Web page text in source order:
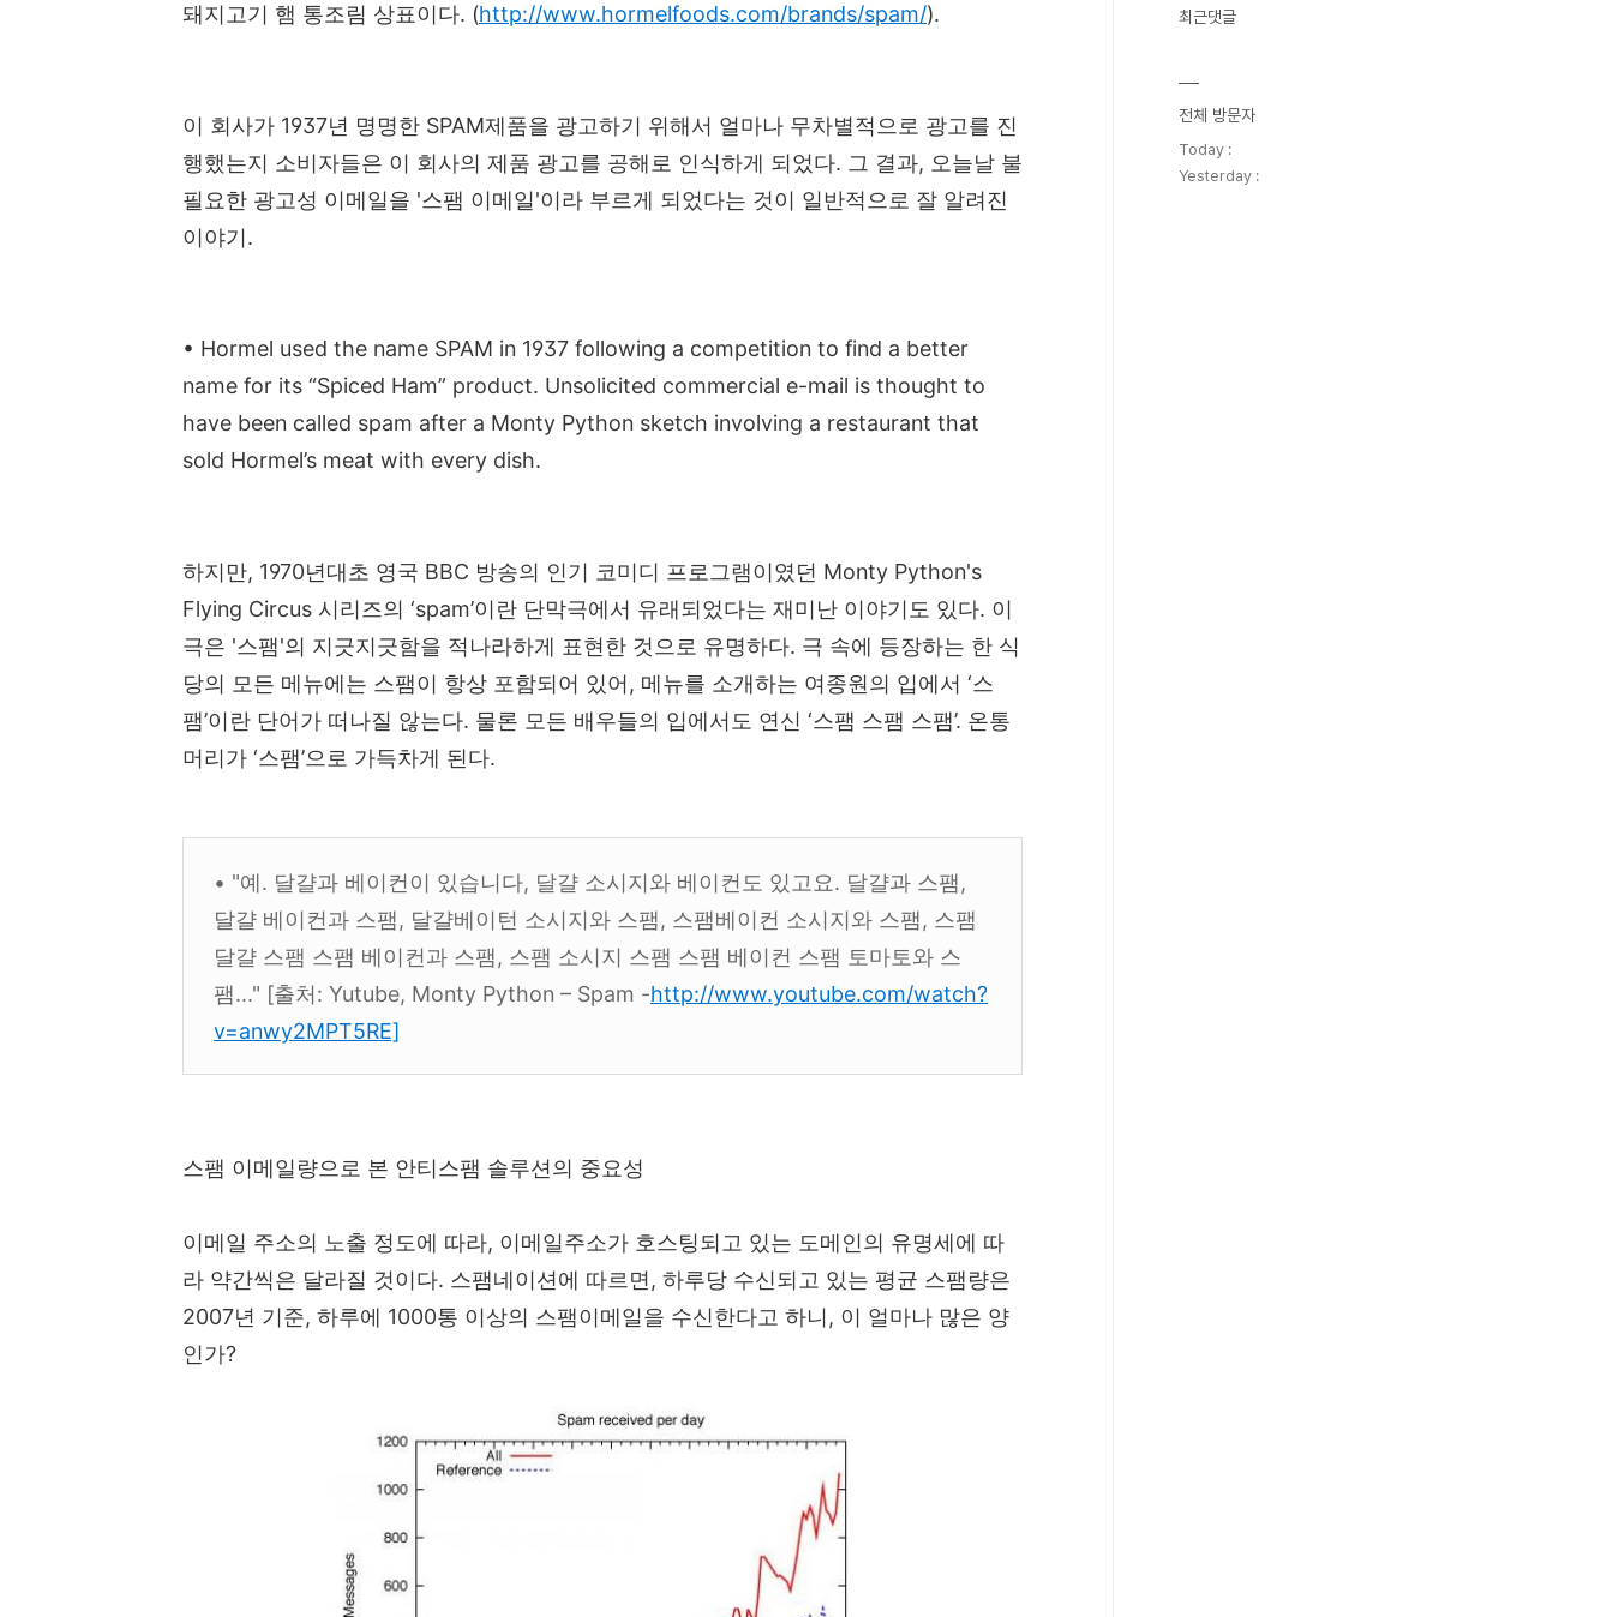
돼지고기 햄 통조림 상표이다. (http://www.hormelfoods.com/brands/spam/).
이 회사가 1937년 명명한 SPAM제품을 광고하기 위해서 얼마나 무차별적으로 광고를 진
행했는지 소비자들은 이 회사의 제품 광고를 공해로 인식하게 되었다. 그 결과, 오늘날 불
필요한 광고성 이메일을 '스팸 이메일'이라 부르게 되었다는 것이 일반적으로 잘 알려진
이야기.
• Hormel used the name SPAM in 1937 following a competition to find a better
name for its “Spiced Ham” product. Unsolicited commercial e-mail is thought to
have been called spam after a Monty Python sketch involving a restaurant that
sold Hormel’s meat with every dish.
하지만, 1970년대초 영국 BBC 방송의 인기 코미디 프로그램이였던 Monty Python's
Flying Circus 시리즈의 ‘spam’이란 단막극에서 유래되었다는 재미난 이야기도 있다. 이
극은 '스팸'의 지긋지긋함을 적나라하게 표현한 것으로 유명하다. 극 속에 등장하는 한 식
당의 모든 메뉴에는 스팸이 항상 포함되어 있어, 메뉴를 소개하는 여종원의 입에서 ‘스
팸’이란 단어가 떠나질 않는다. 물론 모든 배우들의 입에서도 연신 ‘스팸 스팸 스팸’. 온통
머리가 ‘스팸’으로 가득차게 된다.
• "예. 달걀과 베이컨이 있습니다, 달걀 소시지와 베이컨도 있고요. 달걀과 스팸,
달걀 베이컨과 스팸, 달걀베이턴 소시지와 스팸, 스팸베이컨 소시지와 스팸, 스팸
달걀 스팸 스팸 베이컨과 스팸, 스팸 소시지 스팸 스팸 베이컨 스팸 토마토와 스
팸..." [출처: Yutube, Monty Python – Spam -http://www.youtube.com/watch?
v=anwy2MPT5RE]
스팸 이메일량으로 본 안티스팸 솔루션의 중요성
이메일 주소의 노출 정도에 따라, 이메일주소가 호스팅되고 있는 도메인의 유명세에 따
라 약간씩은 달라질 것이다. 스팸네이션에 따르면, 하루당 수신되고 있는 평균 스팸량은
2007년 기준, 하루에 1000통 이상의 스팸이메일을 수신한다고 하니, 이 얼마나 많은 양
인가?
최근댓글
전체 방문자
Today :
Yesterday :